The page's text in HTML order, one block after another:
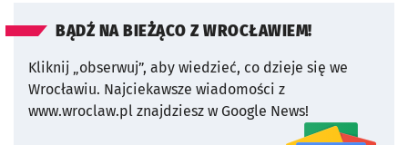
BĄDŹ NA BIEŻĄCO Z WROCŁAWIEM!
Kliknij „obserwuj”, aby wiedzieć, co dzieje się we
Wrocławiu. Najciekawsze wiadomości z
www.wroclaw.pl znajdziesz w Google News!